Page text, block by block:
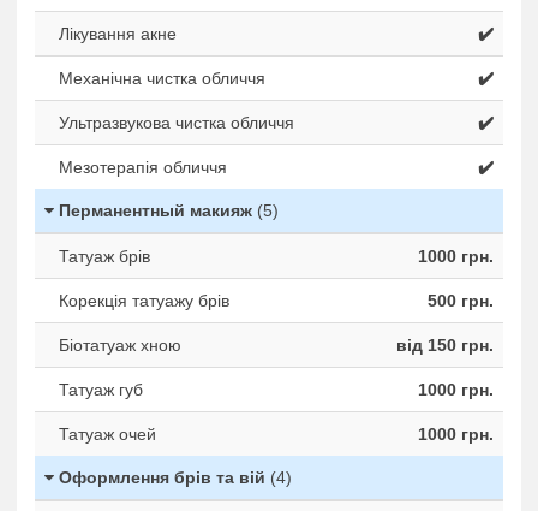
Лікування акне ✔️
Механічна чистка обличчя ✔️
Ультразвукова чистка обличчя ✔️
Мезотерапія обличчя ✔️
Перманентный макияж (5)
Татуаж брів 1000 грн.
Корекція татуажу брів 500 грн.
Біотатуаж хною від 150 грн.
Татуаж губ 1000 грн.
Татуаж очей 1000 грн.
Оформлення брів та вій (4)